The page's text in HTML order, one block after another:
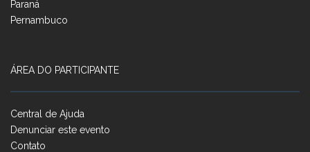
Paraná
Pernambuco
ÁREA DO PARTICIPANTE
Central de Ajuda
Denunciar este evento
Contato